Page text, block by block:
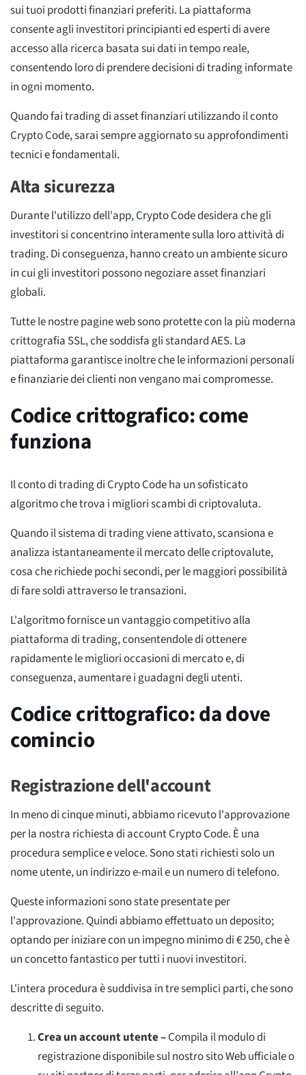
sui tuoi prodotti finanziari preferiti. La piattaforma
consente agli investitori principianti ed esperti di avere
accesso alla ricerca basata sui dati in tempo reale,
consentendo loro di prendere decisioni di trading informate
in ogni momento.
Quando fai trading di asset finanziari utilizzando il conto
Crypto Code, sarai sempre aggiornato su approfondimenti
tecnici e fondamentali.
Alta sicurezza
Durante l'utilizzo dell'app, Crypto Code desidera che gli
investitori si concentrino interamente sulla loro attività di
trading. Di conseguenza, hanno creato un ambiente sicuro
in cui gli investitori possono negoziare asset finanziari
globali.
Tutte le nostre pagine web sono protette con la più moderna
crittografia SSL, che soddisfa gli standard AES. La
piattaforma garantisce inoltre che le informazioni personali
e finanziarie dei clienti non vengano mai compromesse.
Codice crittografico: come
funziona
Il conto di trading di Crypto Code ha un sofisticato
algoritmo che trova i migliori scambi di criptovaluta.
Quando il sistema di trading viene attivato, scansiona e
analizza istantaneamente il mercato delle criptovalute,
cosa che richiede pochi secondi, per le maggiori possibilità
di fare soldi attraverso le transazioni.
L'algoritmo fornisce un vantaggio competitivo alla
piattaforma di trading, consentendole di ottenere
rapidamente le migliori occasioni di mercato e, di
conseguenza, aumentare i guadagni degli utenti.
Codice crittografico: da dove
comincio
Registrazione dell'account
In meno di cinque minuti, abbiamo ricevuto l'approvazione
per la nostra richiesta di account Crypto Code. È una
procedura semplice e veloce. Sono stati richiesti solo un
nome utente, un indirizzo e-mail e un numero di telefono.
Queste informazioni sono state presentate per
l'approvazione. Quindi abbiamo effettuato un deposito;
optando per iniziare con un impegno minimo di € 250, che è
un concetto fantastico per tutti i nuovi investitori.
L'intera procedura è suddivisa in tre semplici parti, che sono
descritte di seguito.
Crea un account utente –Compila il modulo di
registrazione disponibile sul nostro sito Web ufficiale o